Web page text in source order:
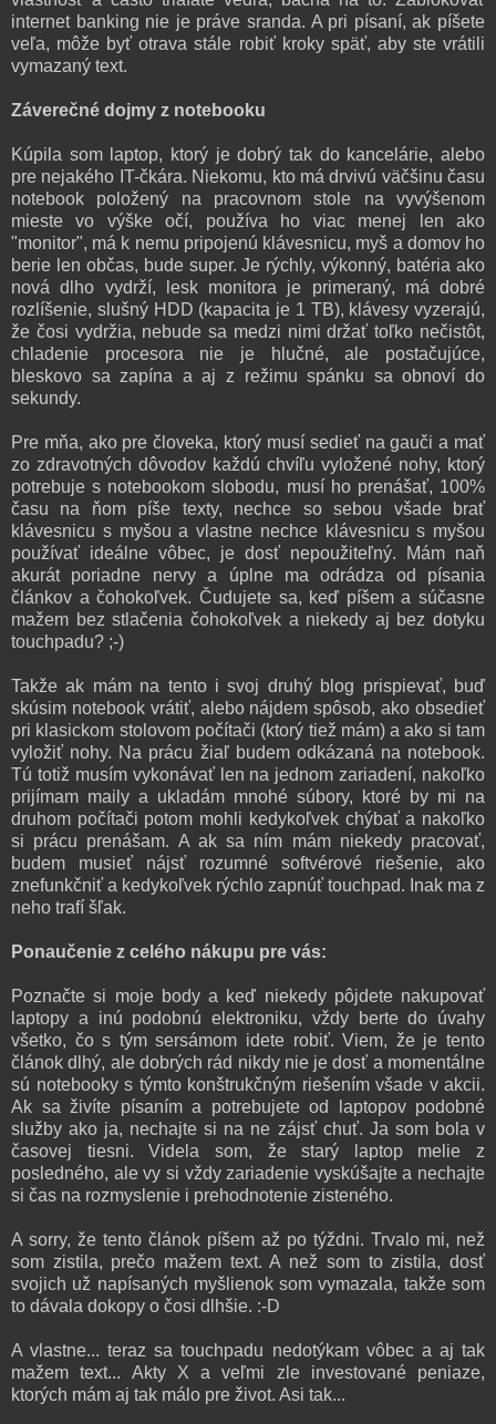
internet banking nie je práve sranda. A pri písaní, ak píšete
veľa, môže byť otrava stále robiť kroky späť, aby ste vrátili
vymazaný text.
Záverečné dojmy z notebooku
Kúpila som laptop, ktorý je dobrý tak do kancelárie, alebo
pre nejakého IT-čkára. Niekomu, kto má drvivú väčšinu času
notebook položený na pracovnom stole na vyvýšenom
mieste vo výške očí, používa ho viac menej len ako
"monitor", má k nemu pripojenú klávesnicu, myš a domov ho
berie len občas, bude super. Je rýchly, výkonný, batéria ako
nová dlho vydrží, lesk monitora je primeraný, má dobré
rozlíšenie, slušný HDD (kapacita je 1 TB), klávesy vyzerajú,
že čosi vydržia, nebude sa medzi nimi držať toľko nečistôt,
chladenie procesora nie je hlučné, ale postačujúce,
bleskovo sa zapína a aj z režimu spánku sa obnoví do
sekundy.
Pre mňa, ako pre človeka, ktorý musí sedieť na gauči a mať
zo zdravotných dôvodov každú chvíľu vyložené nohy, ktorý
potrebuje s notebookom slobodu, musí ho prenášať, 100%
času na ňom píše texty, nechce so sebou všade brať
klávesnicu s myšou a vlastne nechce klávesnicu s myšou
používať ideálne vôbec, je dosť nepoužiteľný. Mám naň
akurát poriadne nervy a úplne ma odrádza od písania
článkov a čohokoľvek. Čudujete sa, keď píšem a súčasne
mažem bez stlačenia čohokoľvek a niekedy aj bez dotyku
touchpadu? ;-)
Takže ak mám na tento i svoj druhý blog prispievať, buď
skúsim notebook vrátiť, alebo nájdem spôsob, ako obsedieť
pri klasickom stolovom počítači (ktorý tiež mám) a ako si tam
vyložiť nohy. Na prácu žiaľ budem odkázaná na notebook.
Tú totiž musím vykonávať len na jednom zariadení, nakoľko
prijímam maily a ukladám mnohé súbory, ktoré by mi na
druhom počítači potom mohli kedykoľvek chýbať a nakoľko
si prácu prenášam. A ak sa ním mám niekedy pracovať,
budem musieť nájsť rozumné softvérové riešenie, ako
znefunkčniť a kedykoľvek rýchlo zapnúť touchpad. Inak ma z
neho trafí šľak.
Ponaučenie z celého nákupu pre vás:
Poznačte si moje body a keď niekedy pôjdete nakupovať
laptopy a inú podobnú elektroniku, vždy berte do úvahy
všetko, čo s tým sersámom idete robiť. Viem, že je tento
článok dlhý, ale dobrých rád nikdy nie je dosť a momentálne
sú notebooky s týmto konštrukčným riešením všade v akcii.
Ak sa živíte písaním a potrebujete od laptopov podobné
služby ako ja, nechajte si na ne zájsť chuť. Ja som bola v
časovej tiesni. Videla som, že starý laptop melie z
posledného, ale vy si vždy zariadenie vyskúšajte a nechajte
si čas na rozmyslenie i prehodnotenie zisteného.
A sorry, že tento článok píšem až po týždni. Trvalo mi, než
som zistila, prečo mažem text. A než som to zistila, dosť
svojich už napísaných myšlienok som vymazala, takže som
to dávala dokopy o čosi dlhšie. :-D
A vlastne... teraz sa touchpadu nedotýkam vôbec a aj tak
mažem text... Akty X a veľmi zle investované peniaze,
ktorých mám aj tak málo pre život. Asi tak...